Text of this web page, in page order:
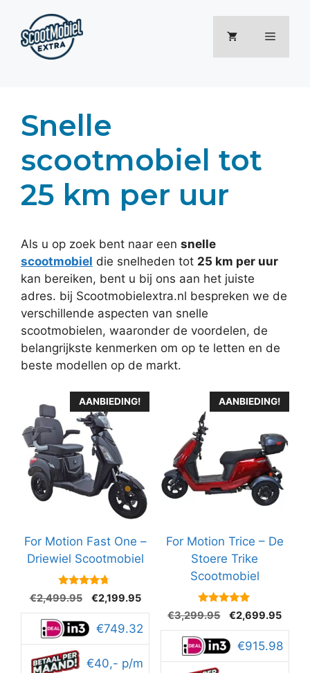
inhoud
Menu
Snelle
scootmobiel tot
25 km per uur
Als u op zoek bent naar een snelle
scootmobiel die snelheden tot 25 km per uur
kan bereiken, bent u bij ons aan het juiste
adres. bij Scootmobielextra.nl bespreken we de
verschillende aspecten van snelle
scootmobielen, waaronder de voordelen, de
belangrijkste kenmerken om op te letten en de
beste modellen op de markt.
AANBIEDING!
For Motion Fast One –
Driewiel Scootmobiel
4.5
van 5
€2,499.95
Oorspronkelijke
prijs
was:
€2,499.95.
€2,199.95Huidige
prijs
is:
€2,199.95.
€749.32
€40,- p/m
AANBIEDING!
For Motion Trice – De
Stoere Trike
Scootmobiel
4.9
van 5
€3,299.95
Oorspronkelijke
prijs
was:
€3,299.95.
€2,699.95
prijs
is:
€915.98